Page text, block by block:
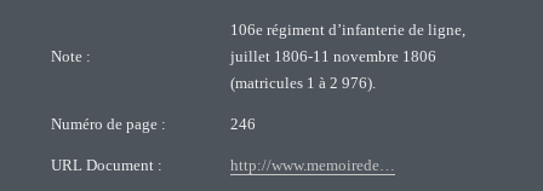
Note :
106e régiment d’infanterie de ligne,
juillet 1806-11 novembre 1806
(matricules 1 à 2 976).
Numéro de page : 246
URL Document : http://www.memoirede…